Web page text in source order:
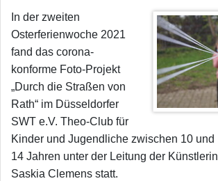
In der zweiten
Osterferienwoche 2021
fand das corona-
konforme Foto-Projekt
„Durch die Straßen von
Rath“ im Düsseldorfer
SWT e.V. Theo-Club für
Kinder und Jugendliche zwischen 10 und
14 Jahren unter der Leitung der Künstlerin
Saskia Clemens statt.